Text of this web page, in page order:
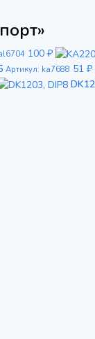
100 ₽
Артикул: ka7688 51 ₽